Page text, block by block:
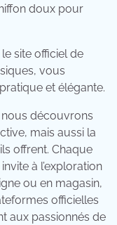
doux pour
site officiel de
vous
et élégante.
découvrons
mais aussi la
offrent. Chaque
à l’exploration
ou en magasin,
officielles
aux passionnés de